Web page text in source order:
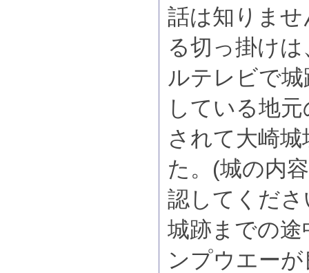
話は知りま
る切っ掛け
ルテレビで
している地
されて大崎
た。(城の内
認してくださ
城跡までの
ンプウエー